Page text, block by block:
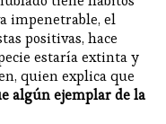
impenetrable, el
positivas, hace
estaría extinta y
quien explica que
algún ejemplar de la